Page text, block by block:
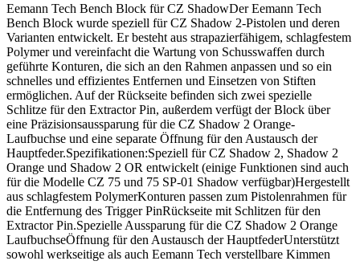
Eemann Tech Bench Block für CZ ShadowDer Eemann Tech
Bench Block wurde speziell für CZ Shadow 2-Pistolen und deren
Varianten entwickelt. Er besteht aus strapazierfähigem, schlagfestem
Polymer und vereinfacht die Wartung von Schusswaffen durch
geführte Konturen, die sich an den Rahmen anpassen und so ein
schnelles und effizientes Entfernen und Einsetzen von Stiften
ermöglichen. Auf der Rückseite befinden sich zwei spezielle
Schlitze für den Extractor Pin, außerdem verfügt der Block über
eine Präzisionsaussparung für die CZ Shadow 2 Orange-
Laufbuchse und eine separate Öffnung für den Austausch der
Hauptfeder.Spezifikationen:Speziell für CZ Shadow 2, Shadow 2
Orange und Shadow 2 OR entwickelt (einige Funktionen sind auch
für die Modelle CZ 75 und 75 SP-01 Shadow verfügbar)Hergestellt
aus schlagfestem PolymerKonturen passen zum Pistolenrahmen für
die Entfernung des Trigger PinRückseite mit Schlitzen für den
Extractor Pin.Spezielle Aussparung für die CZ Shadow 2 Orange
LaufbuchseÖffnung für den Austausch der HauptfederUnterstützt
sowohl werkseitige als auch Eemann Tech verstellbare Kimmen